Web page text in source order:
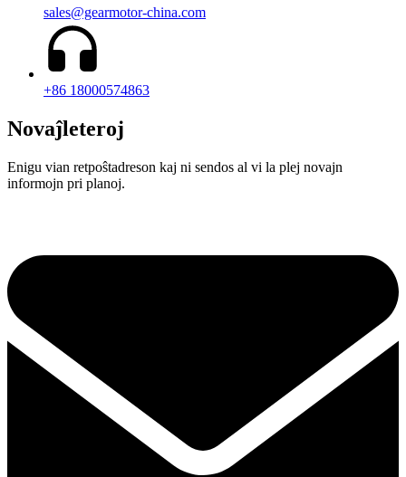
sales@gearmotor-china.com
+86 18000574863
Novaĵleteroj
Enigu vian retpoŝtadreson kaj ni sendos al vi la plej novajn
informojn pri planoj.